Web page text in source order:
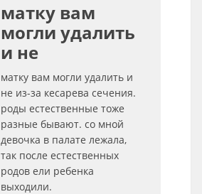
матку вам
могли удалить
и не
матку вам могли удалить и
не из-за кесарева сечения.
роды естественные тоже
разные бывают. со мной
девочка в палате лежала,
так после естественных
родов ели ребенка
выходили.